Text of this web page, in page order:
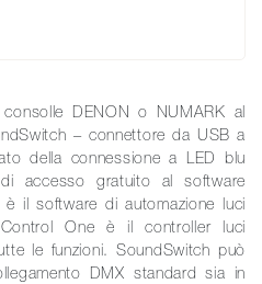
DENON o NUMARK al
– connettore da USB a
della connessione a LED blu
accesso gratuito al software
il software di automazione luci
One è il controller luci
le funzioni. SoundSwitch può
DMX standard sia in